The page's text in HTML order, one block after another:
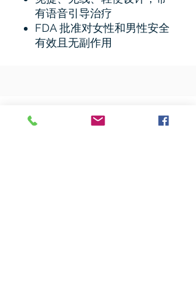
有语音引导治疗
FDA 批准对女性和男性安全
有效且无副作用
相關產品